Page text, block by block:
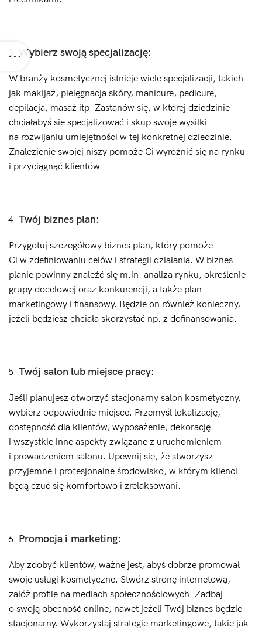
Wybierz swoją specjalizację:
W branży kosmetycznej istnieje wiele specjalizacji, takich
jak makijaż, pielęgnacja skóry, manicure, pedicure,
depilacja, masaż itp. Zastanów się, w której dziedzinie
chciałabyś się specjalizować i skup swoje wysiłki
na rozwijaniu umiejętności w tej konkretnej dziedzinie.
Znalezienie swojej niszy pomoże Ci wyróżnić się na rynku
i przyciągnąć klientów.
Twój biznes plan:
Przygotuj szczegółowy biznes plan, który pomoże
Ci w zdefiniowaniu celów i strategii działania. W biznes
planie powinny znaleźć się m.in. analiza rynku, określenie
grupy docelowej oraz konkurencji, a także plan
marketingowy i finansowy. Będzie on również konieczny,
jeżeli będziesz chciała skorzystać np. z dofinansowania.
Twój salon lub miejsce pracy:
Jeśli planujesz otworzyć stacjonarny salon kosmetyczny,
wybierz odpowiednie miejsce. Przemyśl lokalizację,
dostępność dla klientów, wyposażenie, dekorację
i wszystkie inne aspekty związane z uruchomieniem
i prowadzeniem salonu. Upewnij się, że stworzysz
przyjemne i profesjonalne środowisko, w którym klienci
będą czuć się komfortowo i zrelaksowani.
Promocja i marketing:
Aby zdobyć klientów, ważne jest, abyś dobrze promował
swoje usługi kosmetyczne. Stwórz stronę internetową,
załóż profile na mediach społecznościowych. Zadbaj
o swoją obecność online, nawet jeżeli Twój biznes będzie
stacjonarny. Wykorzystaj strategie marketingowe, takie jak